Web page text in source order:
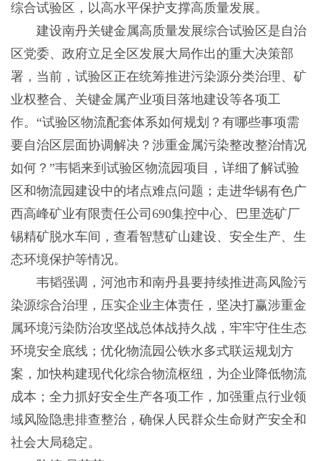
综合试验区，以高水平保护支撑高质量发展。
建设南丹关键金属高质量发展综合试验区是自治
区党委、政府立足全区发展大局作出的重大决策部
署，当前，试验区正在统筹推进污染源分类治理、矿
业权整合、关键金属产业项目落地建设等各项工
作。“试验区物流配套体系如何规划？有哪些事项需
要自治区层面协调解决？涉重金属污染整改整治情况
如何？”韦韬来到试验区物流园项目，详细了解试验
区和物流园建设中的堵点难点问题；走进华锡有色广
西高峰矿业有限责任公司690集控中心、巴里选矿厂
锡精矿脱水车间，查看智慧矿山建设、安全生产、生
态环境保护等情况。
韦韬强调，河池市和南丹县要持续推进高风险污
染源综合治理，压实企业主体责任，坚决打赢涉重金
属环境污染防治攻坚战总体战持久战，牢牢守住生态
环境安全底线；优化物流园公铁水多式联运规划方
案，加快构建现代化综合物流枢纽，为企业降低物流
成本；全力抓好安全生产各项工作，加强重点行业领
域风险隐患排查整治，确保人民群众生命财产安全和
社会大局稳定。